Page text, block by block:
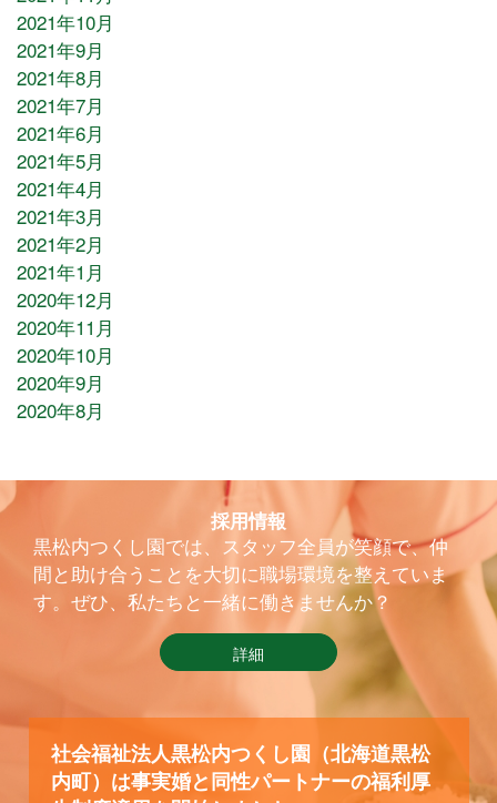
2021年10月
2021年9月
2021年8月
2021年7月
2021年6月
2021年5月
2021年4月
2021年3月
2021年2月
2021年1月
2020年12月
2020年11月
2020年10月
2020年9月
2020年8月
採用情報
黒松内つくし園では、スタッフ全員が笑顔で、仲
間と助け合うことを大切に職場環境を整えていま
す。ぜひ、私たちと一緒に働きませんか？
詳細
社会福祉法人黒松内つくし園（北海道黒松
内町）は事実婚と同性パートナーの福利厚